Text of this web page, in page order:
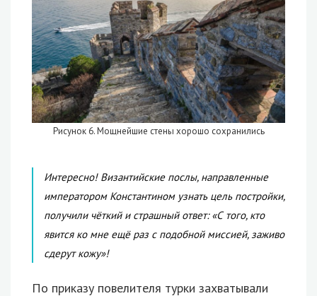
Рисунок 6. Мощнейшие стены хорошо сохранились
Интересно! Византийские послы, направленные
императором Константином узнать цель постройки,
получили чёткий и страшный ответ: «С того, кто
явится ко мне ещё раз с подобной миссией, заживо
сдерут кожу»!
По приказу повелителя турки захватывали